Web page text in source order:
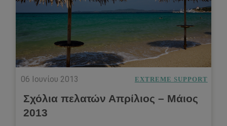
06 Ιουνίου 2013 EXTREME SUPPORT
Σχόλια πελατών Απρίλιος – Μάιος
2013